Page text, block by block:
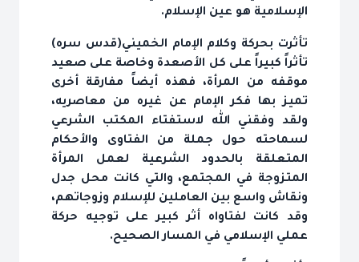
الإسلامية هو عين الإسلام.
تأثرت بحركة وكلام الإمام الخميني(قدس سره)
تأثراً كبيراً على كل الأصعدة وخاصة على صعيد
موقفه من المرأة، فهذه أيضاً مفارقة أخرى
تميز بها فكر الإمام عن غيره من معاصريه،
ولقد وفقني الله لاستفتاء المكتب الشرعي
لسماحته حول جملة من الفتاوى والأحكام
المتعلقة بالحدود الشرعية لعمل المرأة
المتزوجة في المجتمع، والتي كانت محل جدل
ونقاش واسع بين العاملين للإسلام وزوجاتهم،
وقد كانت لفتاواه أثر كبير على توجيه حركة
عملي الإسلامي في المسار الصحيح.